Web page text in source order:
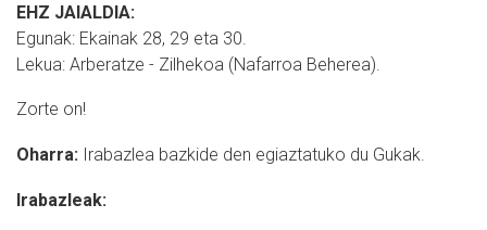
EHZ JAIALDIA:
Egunak: Ekainak 28, 29 eta 30.
Lekua: Arberatze - Zilhekoa (Nafarroa Beherea).
Zorte on!
Oharra: Irabazlea bazkide den egiaztatuko du Gukak.
Irabazleak: